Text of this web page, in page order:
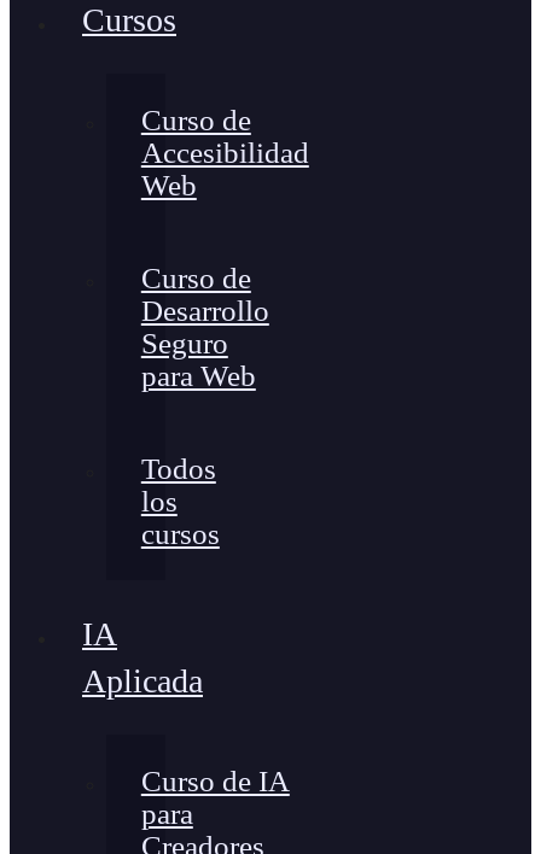
Cursos
Curso de
Accesibilidad
Web
Curso de
Desarrollo
Seguro
para Web
Todos
los
cursos
IA
Aplicada
Curso de IA
para
Creadores